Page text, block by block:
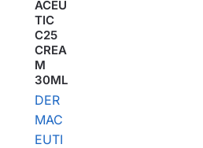
ACEU
TIC
C25
CREA
M
30ML
DER
MAC
EUTI